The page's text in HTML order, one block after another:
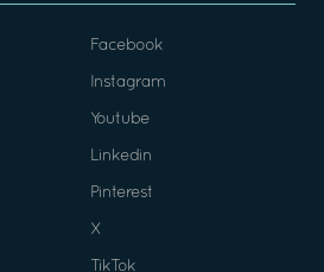
Facebook
Instagram
Youtube
Linkedin
Pinterest
X
TikTok